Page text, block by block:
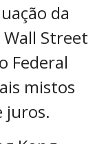
da
Street
Federal
mistos
juros.